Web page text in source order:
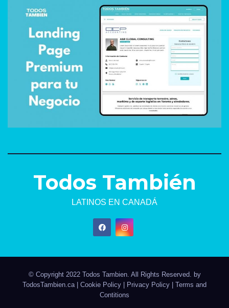
Todos También
LATINOS EN CANADÁ
© Copyright 2022 Todos Tambien. All Rights Reserved. by
TodosTambien.ca | Cookie Policy | Privacy Policy | Terms and
Contitions